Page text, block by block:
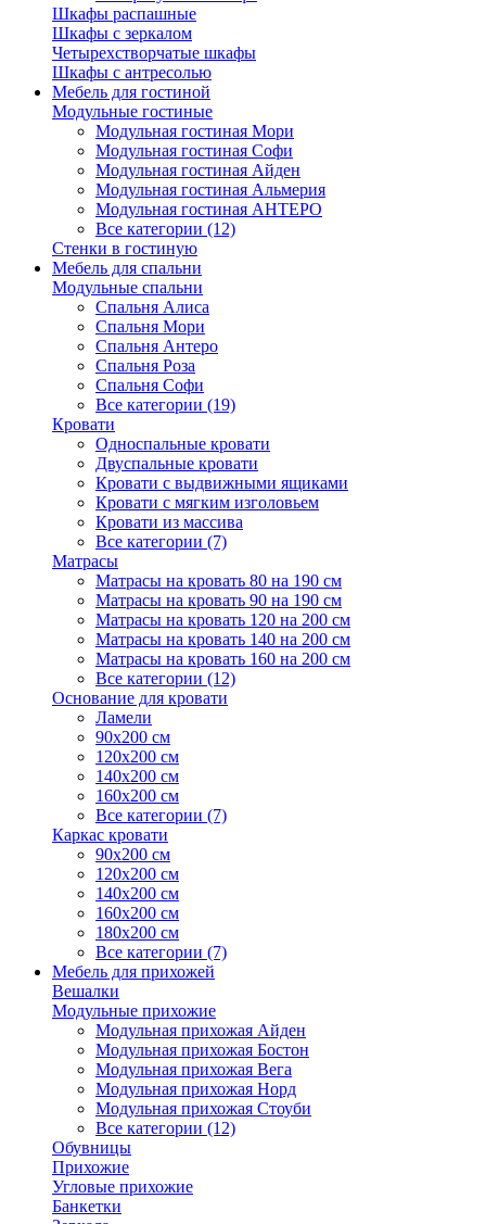
Шкафы распашные
Шкафы с зеркалом
Четырехстворчатые шкафы
Шкафы с антресолью
Мебель для гостиной
Модульные гостиные
Модульная гостиная Мори
Модульная гостиная Софи
Модульная гостиная Айден
Модульная гостиная Альмерия
Модульная гостиная АНТЕРО
Все категории (12)
Стенки в гостиную
Мебель для спальни
Модульные спальни
Спальня Алиса
Спальня Мори
Спальня Антеро
Спальня Роза
Спальня Софи
Все категории (19)
Кровати
Односпальные кровати
Двуспальные кровати
Кровати с выдвижными ящиками
Кровати с мягким изголовьем
Кровати из массива
Все категории (7)
Матрасы
Матрасы на кровать 80 на 190 см
Матрасы на кровать 90 на 190 см
Матрасы на кровать 120 на 200 см
Матрасы на кровать 140 на 200 см
Матрасы на кровать 160 на 200 см
Все категории (12)
Основание для кровати
Ламели
90х200 см
120х200 см
140х200 см
160х200 см
Все категории (7)
Каркас кровати
90х200 см
120х200 см
140х200 см
160х200 см
180х200 см
Все категории (7)
Мебель для прихожей
Вешалки
Модульные прихожие
Модульная прихожая Айден
Модульная прихожая Бостон
Модульная прихожая Вега
Модульная прихожая Норд
Модульная прихожая Стоуби
Все категории (12)
Обувницы
Прихожие
Угловые прихожие
Банкетки